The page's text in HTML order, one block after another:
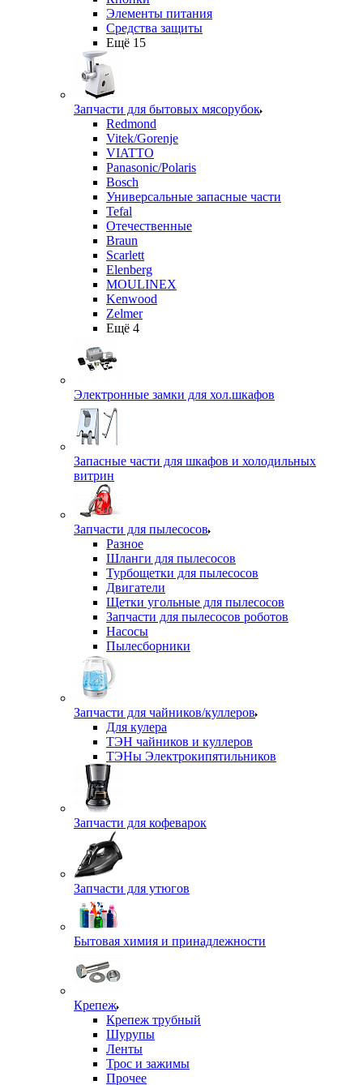
Элементы питания
Средства защиты
Ещё 15
Запчасти для бытовых мясорубок
Redmond
Vitek/Gorenje
VIATTO
Panasonic/Polaris
Bosch
Универсальные запасные части
Tefal
Отечественные
Braun
Scarlett
Elenberg
MOULINEX
Kenwood
Zelmer
Ещё 4
Электронные замки для хол.шкафов
Запасные части для шкафов и холодильных
витрин
Запчасти для пылесосов
Разное
Шланги для пылесосов
Турбощетки для пылесосов
Двигатели
Щетки угольные для пылесосов
Запчасти для пылесосов роботов
Насосы
Пылесборники
Запчасти для чайников/куллеров
Для кулера
ТЭН чайников и куллеров
ТЭНы Электрокипятильников
Запчасти для кофеварок
Запчасти для утюгов
Бытовая химия и принадлежности
Крепеж
Крепеж трубный
Шурупы
Ленты
Трос и зажимы
Прочее